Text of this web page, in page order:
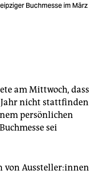
Buchmesse im März
am Mittwoch, dass
Jahr nicht stattfinden
persönlichen
sei
von Aus­stel­le­r:in­nen